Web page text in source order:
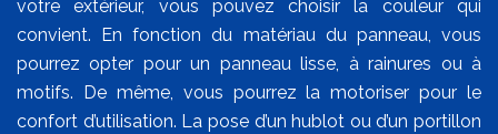
votre extérieur, vous pouvez choisir la couleur qui
convient. En fonction du matériau du panneau, vous
pourrez opter pour un panneau lisse, à rainures ou à
motifs. De même, vous pourrez la motoriser pour le
confort d’utilisation. La pose d’un hublot ou d’un portillon